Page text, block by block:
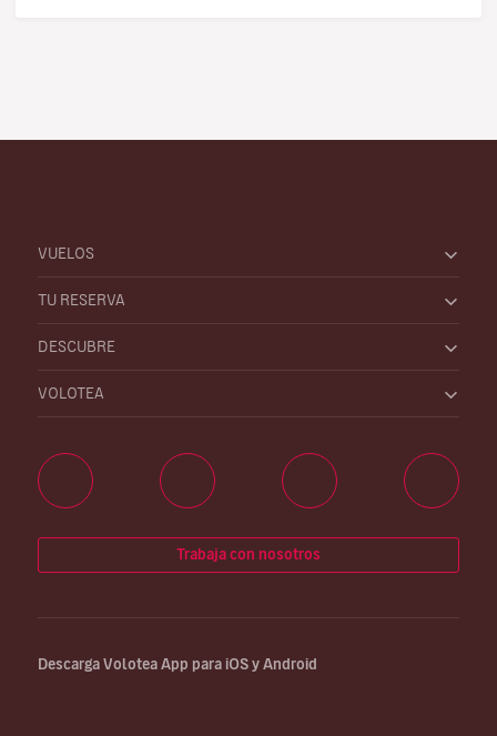
VUELOS
TU RESERVA
DESCUBRE
VOLOTEA
Trabaja con nosotros
Descarga Volotea App para iOS y Android